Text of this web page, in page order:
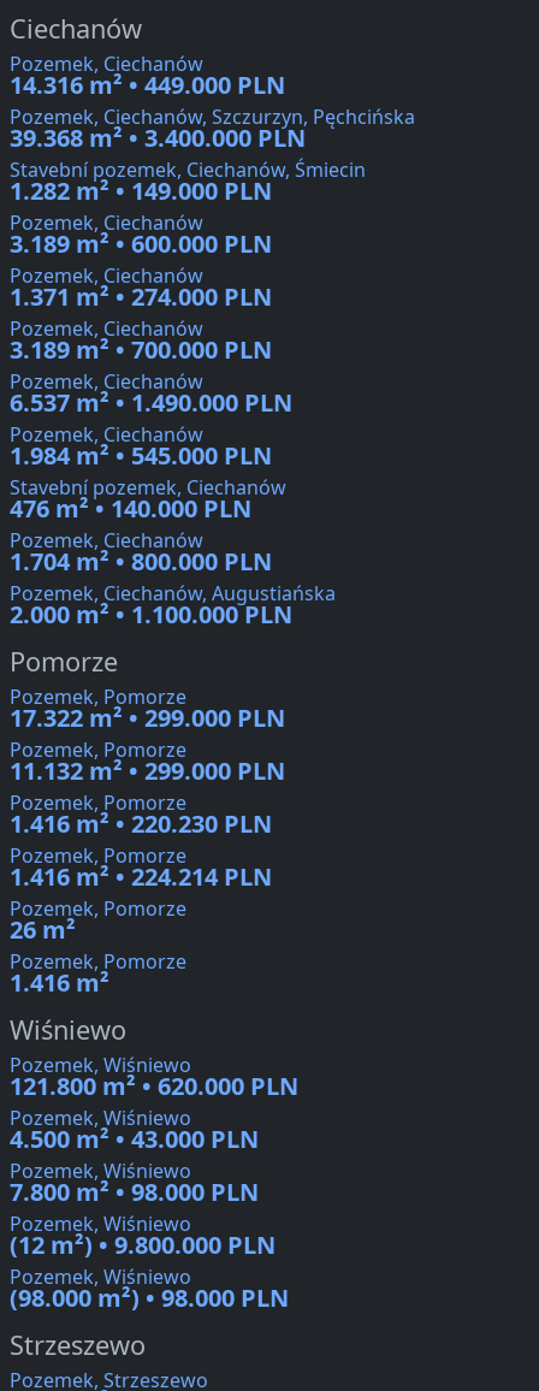
Ciechanów
Pozemek, Ciechanów
14.316 m² • 449.000 PLN
Pozemek, Ciechanów, Szczurzyn, Pęchcińska
39.368 m² • 3.400.000 PLN
Stavební pozemek, Ciechanów, Śmiecin
1.282 m² • 149.000 PLN
Pozemek, Ciechanów
3.189 m² • 600.000 PLN
Pozemek, Ciechanów
1.371 m² • 274.000 PLN
Pozemek, Ciechanów
3.189 m² • 700.000 PLN
Pozemek, Ciechanów
6.537 m² • 1.490.000 PLN
Pozemek, Ciechanów
1.984 m² • 545.000 PLN
Stavební pozemek, Ciechanów
476 m² • 140.000 PLN
Pozemek, Ciechanów
1.704 m² • 800.000 PLN
Pozemek, Ciechanów, Augustiańska
2.000 m² • 1.100.000 PLN
Pomorze
Pozemek, Pomorze
17.322 m² • 299.000 PLN
Pozemek, Pomorze
11.132 m² • 299.000 PLN
Pozemek, Pomorze
1.416 m² • 220.230 PLN
Pozemek, Pomorze
1.416 m² • 224.214 PLN
Pozemek, Pomorze
26 m²
Pozemek, Pomorze
1.416 m²
Wiśniewo
Pozemek, Wiśniewo
121.800 m² • 620.000 PLN
Pozemek, Wiśniewo
4.500 m² • 43.000 PLN
Pozemek, Wiśniewo
7.800 m² • 98.000 PLN
Pozemek, Wiśniewo
(12 m²) • 9.800.000 PLN
Pozemek, Wiśniewo
(98.000 m²) • 98.000 PLN
Strzeszewo
Pozemek, Strzeszewo